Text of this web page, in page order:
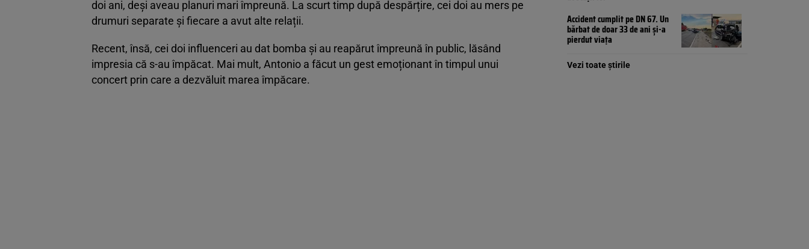
doi ani, deși aveau planuri mari împreună. La scurt timp după despărțire, cei doi au mers pe
drumuri separate și fiecare a avut alte relații.
Recent, însă, cei doi influenceri au dat bomba și au reapărut împreună în public, lăsând
impresia că s-au împăcat. Mai mult, Antonio a făcut un gest emoționant în timpul unui
concert prin care a dezvăluit marea împăcare.
Accident cumplit pe DN 67. Un
bărbat de doar 33 de ani și-a
pierdut viața
Vezi toate știrile